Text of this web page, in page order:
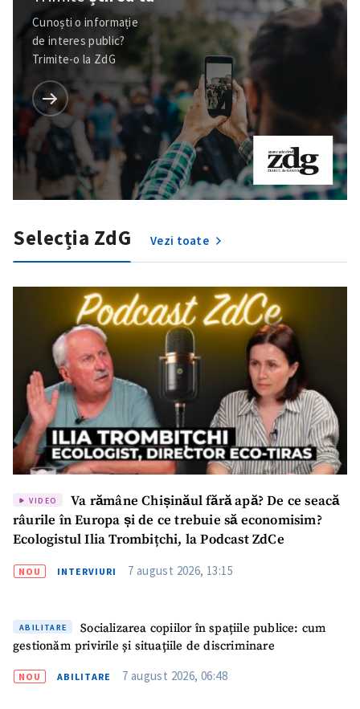
Trimite o informație
Despre ZdG
in English
на русском
Cunoști o informație
de interes public?
Trimite-o la ZdG
Selecția ZdG Vezi toate
VIDEO
Va rămâne Chișinăul fără apă? De ce seacă
râurile în Europa și de ce trebuie să economisim?
Ecologistul Ilia Trombițchi, la Podcast ZdCe
NOU INTERVIURI 7 august 2026, 13:15
ABILITARE
Socializarea copiilor în spațiile publice: cum
gestionăm privirile și situațiile de discriminare
NOU ABILITARE 7 august 2026, 06:48